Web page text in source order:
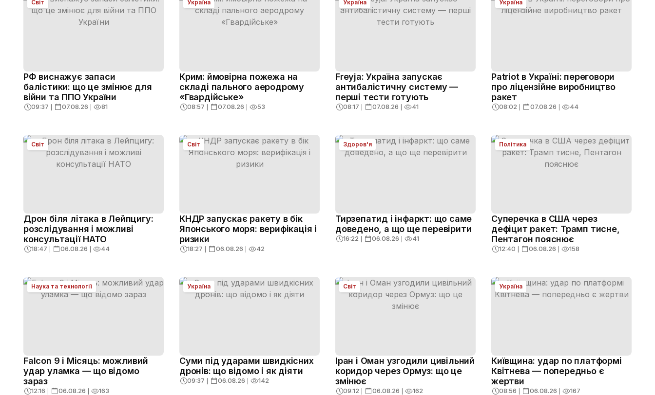
Світ
РФ виснажує запаси
балістики: що це змінює для
війни та ППО України
09:37 ❘ 07.08.26 ❘ 81
Україна
Крим: ймовірна пожежа на
складі пального аеродрому
«Гвардійське»
08:57 ❘ 07.08.26 ❘ 53
Україна
Freyja: Україна запускає
антибалістичну систему —
перші тести готують
08:17 ❘ 07.08.26 ❘ 41
Україна
Patriot в Україні: переговори
про ліцензійне виробництво
ракет
08:02 ❘ 07.08.26 ❘ 44
Світ
Дрон біля літака в Лейпцигу:
розслідування і можливі
консультації НАТО
18:47 ❘ 06.08.26 ❘ 44
Світ
КНДР запускає ракету в бік
Японського моря: верифікація і
ризики
18:27 ❘ 06.08.26 ❘ 42
Здоров'я
Тирзепатид і інфаркт: що саме
доведено, а що ще перевірити
16:22 ❘ 06.08.26 ❘ 41
Політика
Суперечка в США через
дефіцит ракет: Трамп тисне,
Пентагон пояснює
12:40 ❘ 06.08.26 ❘ 158
Наука та технології
Falcon 9 і Місяць: можливий
удар уламка — що відомо
зараз
12:16 ❘ 06.08.26 ❘ 163
Україна
Суми під ударами швидкісних
дронів: що відомо і як діяти
09:37 ❘ 06.08.26 ❘ 142
Світ
Іран і Оман узгодили цивільний
коридор через Ормуз: що це
змінює
09:12 ❘ 06.08.26 ❘ 162
Україна
Київщина: удар по платформі
Квітнева — попередньо є
жертви
08:56 ❘ 06.08.26 ❘ 167